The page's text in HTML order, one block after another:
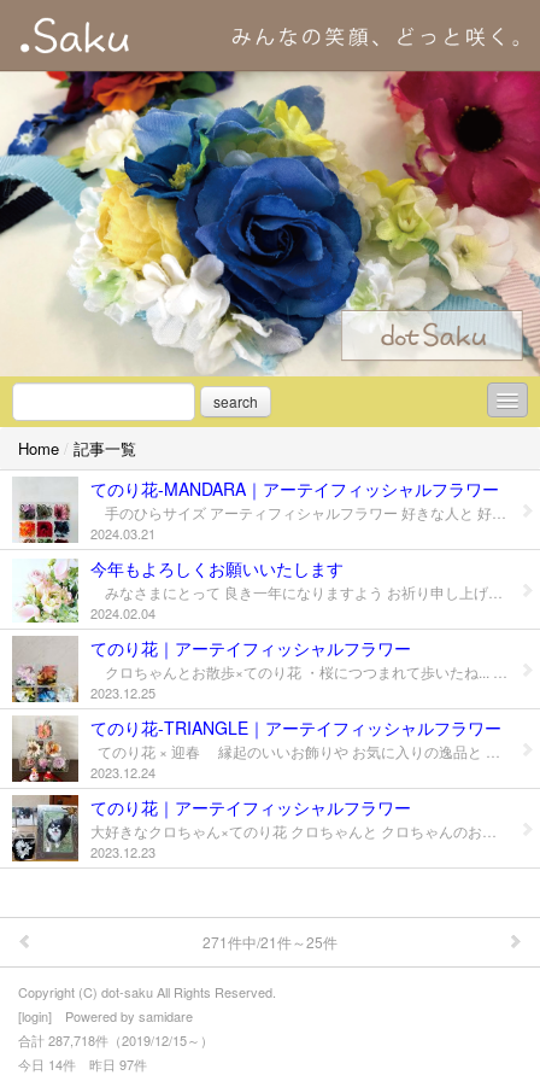
search
＊初めての方へ
＊アーティフィシャルフラワーとは
＊dotSakuデザインメニュー
＊えがお花-Artificial Flower
＊てのり花-Artificial Flower
＊いぬブーケ＆ねこブーケ
＊お花レポート
プロフィール
お問合せ
Home / 記事一覧
てのり花-MANDARA｜アーテイフィッシャルフラワー
2024.03.21
今年もよろしくお願いいたします
2024.02.04
てのり花｜アーテイフィッシャルフラワー
2023.12.25
てのり花-TRIANGLE｜アーテイフィッシャルフラワー
2023.12.24
てのり花｜アーテイフィッシャルフラワー
2023.12.23
271件中/21件～25件
Copyright (C) dot-saku All Rights Reserved.
[login] Powered by samidare
合計 287,718件（2019/12/15～）
今日 14件 昨日 97件